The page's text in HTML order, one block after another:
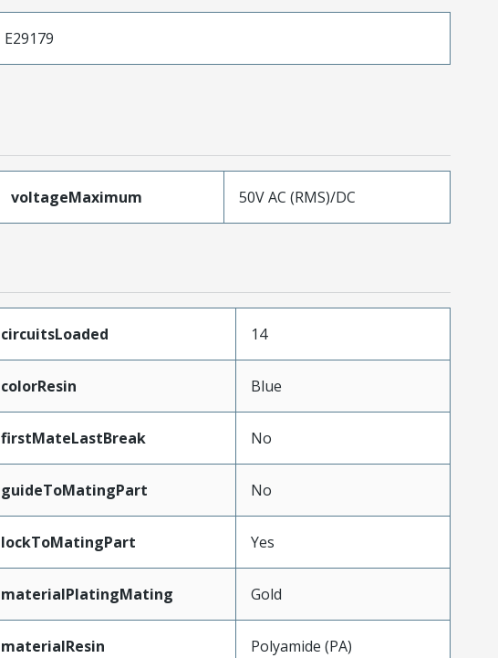
E29179
voltageMaximum 50V AC (RMS)/DC
circuitsLoaded 14
colorResin Blue
firstMateLastBreak No
guideToMatingPart No
lockToMatingPart Yes
materialPlatingMating Gold
materialResin Polyamide (PA)